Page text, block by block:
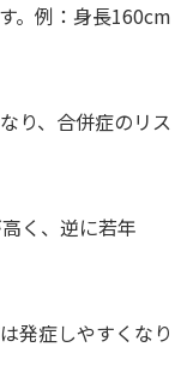
。例：身長160cm
り、合併症のリス
く、逆に若年
発症しやすくなり